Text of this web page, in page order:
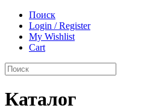
Поиск
Login / Register
My Wishlist
Cart
Каталог